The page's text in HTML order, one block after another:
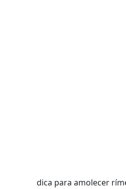
dica para amolecer